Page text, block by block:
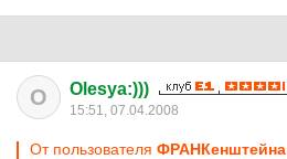
O Olesya:)))
15:51, 07.04.2008
От пользователя ФРАНКенштейна